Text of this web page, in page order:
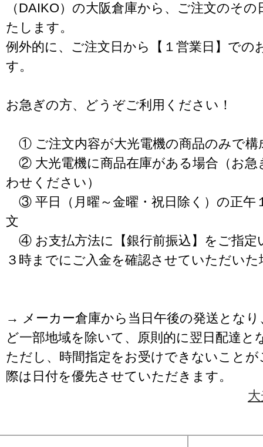
（DAIKO）の大阪倉庫から、ご注文のそ
たします。
例外的に、ご注文日から【１営業日】での
す。
お急ぎの方、どうぞご利用ください！
① ご注文内容が大光電機の商品のみで構
② 大光電機に商品在庫がある場合（お急
わせください）
③ 平日（月曜～金曜・祝日除く）の正午
文
④ お支払方法に【銀行前振込】をご指定
３時までにご入金を確認させていただいた
→ メーカー倉庫から当日午後の発送となり
ど一部地域を除いて、原則的に翌日配達と
ただし、時間指定をお受けできないこと
際は日付を優先させていただきます。